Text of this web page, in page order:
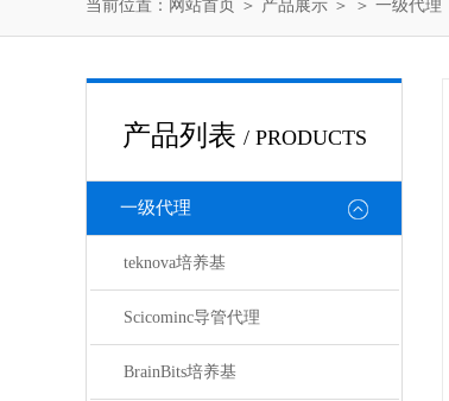
当前位置： 网站首页 ＞ 产品展示 ＞ ＞ 一级代理
产品列表 / PRODUCTS
一级代理
teknova培养基
Scicominc导管代理
BrainBits培养基